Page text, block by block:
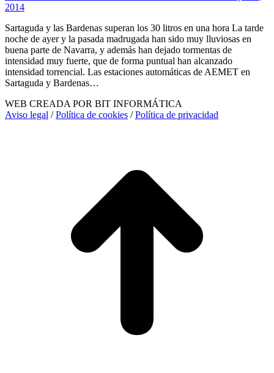
2014
Sartaguda y las Bardenas superan los 30 litros en una hora La tarde
noche de ayer y la pasada madrugada han sido muy lluviosas en
buena parte de Navarra, y además han dejado tormentas de
intensidad muy fuerte, que de forma puntual han alcanzado
intensidad torrencial. Las estaciones automáticas de AEMET en
Sartaguda y Bardenas…
WEB CREADA POR BIT INFORMÁTICA
Aviso legal /Política de cookies /Política de privacidad